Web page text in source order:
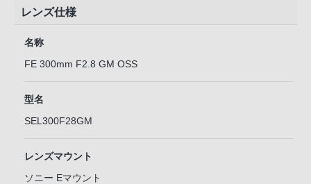
レンズ仕様
名称
FE 300mm F2.8 GM OSS
型名
SEL300F28GM
レンズマウント
ソニー Eマウント